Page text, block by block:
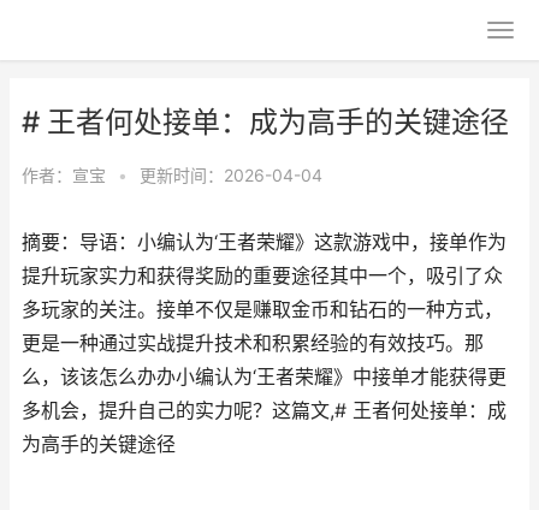
# 王者何处接单：成为高手的关键途径
作者： 宣宝 • 更新时间：2026-04-04
摘要：导语：小编认为‘王者荣耀》这款游戏中，接单作为
提升玩家实力和获得奖励的重要途径其中一个，吸引了众
多玩家的关注。接单不仅是赚取金币和钻石的一种方式，
更是一种通过实战提升技术和积累经验的有效技巧。那
么，该该怎么办办小编认为‘王者荣耀》中接单才能获得更
多机会，提升自己的实力呢？这篇文,# 王者何处接单：成
为高手的关键途径